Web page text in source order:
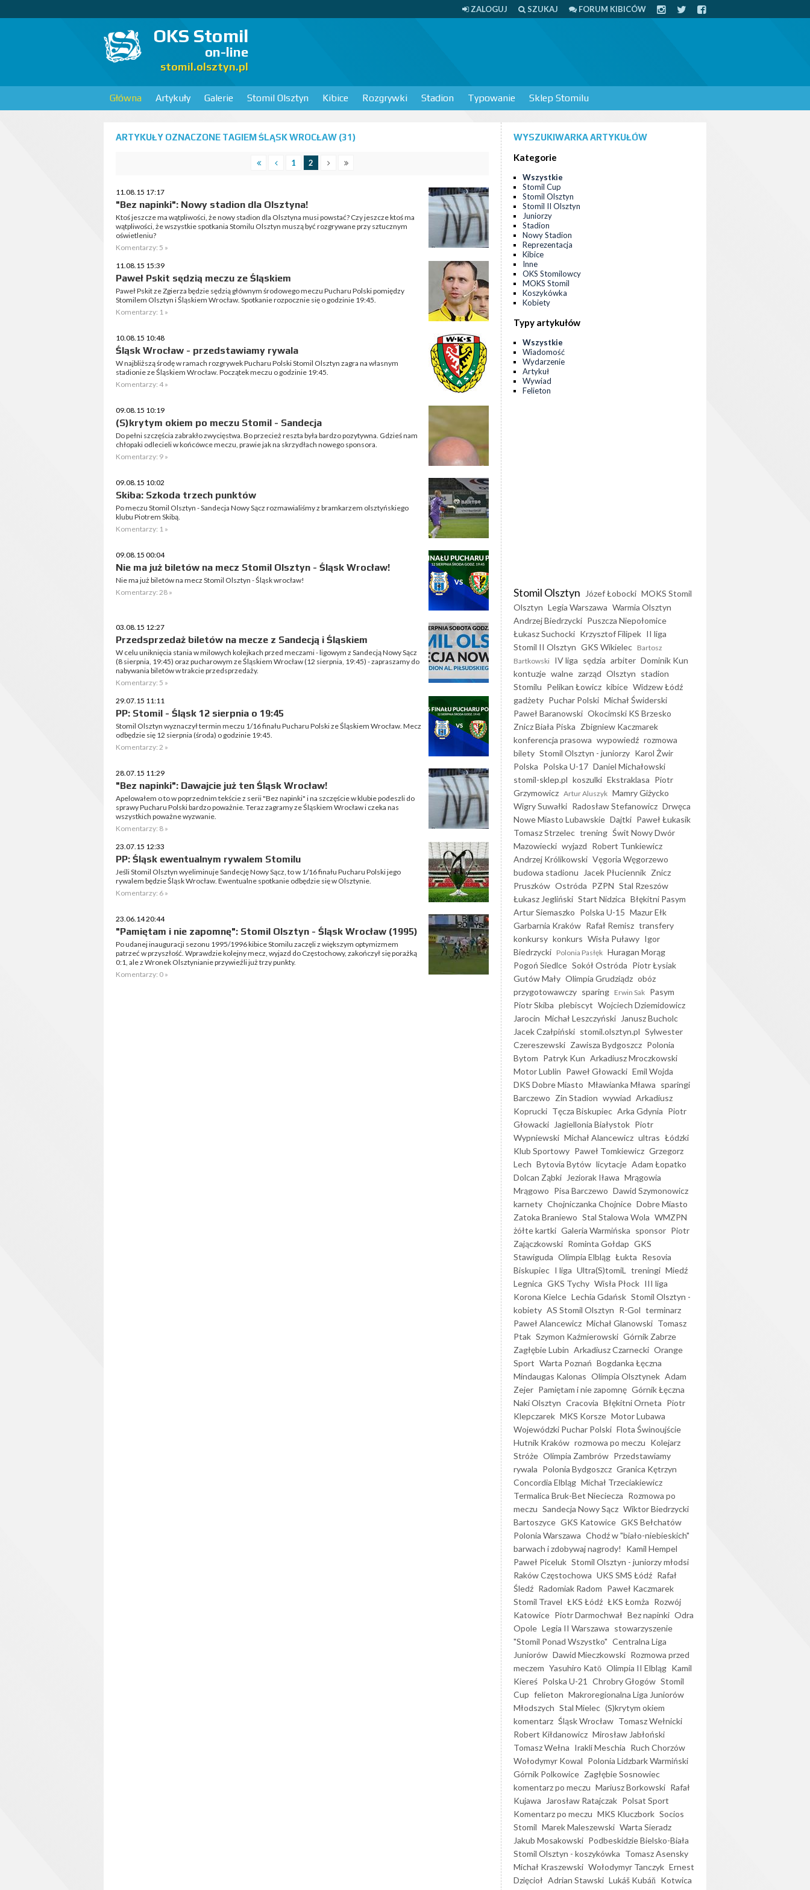
ZALOGUJ SZUKAJ FORUM KIBICÓW
OKS Stomil
on-line
stomil.olsztyn.pl
Główna Artykuły Galerie Stomil Olsztyn Kibice Rozgrywki Stadion Typowanie Sklep Stomilu
ARTYKUŁY OZNACZONE TAGIEM ŚLĄSK WROCŁAW (31)
1 2
11.08.15 17:17
"Bez napinki": Nowy stadion dla Olsztyna!
Ktoś jeszcze ma wątpliwości, że nowy stadion dla Olsztyna musi powstać? Czy jeszcze ktoś ma
wątpliwości, że wszystkie spotkania Stomilu Olsztyn muszą być rozgrywane przy sztucznym
oświetleniu?
Komentarzy: 5 »
11.08.15 15:39
Paweł Pskit sędzią meczu ze Śląskiem
Paweł Pskit ze Zgierza będzie sędzią głównym środowego meczu Pucharu Polski pomiędzy
Stomilem Olsztyn i Śląskiem Wrocław. Spotkanie rozpocznie się o godzinie 19:45.
Komentarzy: 1 »
10.08.15 10:48
Śląsk Wrocław - przedstawiamy rywala
W najbliższą środę w ramach rozgrywek Pucharu Polski Stomil Olsztyn zagra na własnym
stadionie ze Śląskiem Wrocław. Początek meczu o godzinie 19:45.
Komentarzy: 4 »
09.08.15 10:19
(S)krytym okiem po meczu Stomil - Sandecja
Do pełni szczęścia zabrakło zwycięstwa. Bo przecież reszta była bardzo pozytywna. Gdzieś nam
chłopaki odlecieli w końcówce meczu, prawie jak na skrzydłach nowego sponsora.
Komentarzy: 9 »
09.08.15 10:02
Skiba: Szkoda trzech punktów
Po meczu Stomil Olsztyn - Sandecja Nowy Sącz rozmawialiśmy z bramkarzem olsztyńskiego
klubu Piotrem Skibą.
Komentarzy: 1 »
09.08.15 00:04
Nie ma już biletów na mecz Stomil Olsztyn - Śląsk Wrocław!
Nie ma już biletów na mecz Stomil Olsztyn - Śląsk wrocław!
Komentarzy: 28 »
03.08.15 12:27
Przedsprzedaż biletów na mecze z Sandecją i Śląskiem
W celu uniknięcia stania w milowych kolejkach przed meczami - ligowym z Sandecją Nowy Sącz
(8 sierpnia, 19:45) oraz pucharowym ze Śląskiem Wrocław (12 sierpnia, 19:45) - zapraszamy do
nabywania biletów w trakcie przedsprzedaży.
Komentarzy: 5 »
29.07.15 11:11
PP: Stomil - Śląsk 12 sierpnia o 19:45
Stomil Olsztyn wyznaczył termin meczu 1/16 finału Pucharu Polski ze Śląskiem Wrocław. Mecz
odbędzie się 12 sierpnia (środa) o godzinie 19:45.
Komentarzy: 2 »
28.07.15 11:29
"Bez napinki": Dawajcie już ten Śląsk Wrocław!
Apelowałem o to w poprzednim tekście z serii "Bez napinki" i na szczęście w klubie podeszli do
sprawy Pucharu Polski bardzo poważnie. Teraz zagramy ze Śląskiem Wrocław i czeka nas
wszystkich poważne wyzwanie.
Komentarzy: 8 »
23.07.15 12:33
PP: Śląsk ewentualnym rywalem Stomilu
Jeśli Stomil Olsztyn wyeliminuje Sandecję Nowy Sącz, to w 1/16 finału Pucharu Polski jego
rywalem będzie Śląsk Wrocław. Ewentualne spotkanie odbędzie się w Olsztynie.
Komentarzy: 6 »
23.06.14 20:44
"Pamiętam i nie zapomnę": Stomil Olsztyn - Śląsk Wrocław (1995)
Po udanej inauguracji sezonu 1995/1996 kibice Stomilu zaczęli z większym optymizmem
patrzeć w przyszłość. Wprawdzie kolejny mecz, wyjazd do Częstochowy, zakończył się porażką
0:1, ale z Wronek Olsztynianie przywieźli już trzy punkty.
Komentarzy: 0 »
WYSZUKIWARKA ARTYKUŁÓW
Kategorie
Wszystkie
Stomil Cup
Stomil Olsztyn
Stomil II Olsztyn
Juniorzy
Stadion
Nowy Stadion
Reprezentacja
Kibice
Inne
OKS Stomilowcy
MOKS Stomil
Koszykówka
Kobiety
Typy artykułów
Wszystkie
Wiadomość
Wydarzenie
Artykuł
Wywiad
Felieton
Stomil Olsztyn Józef Łobocki MOKS Stomil
Olsztyn Legia Warszawa Warmia Olsztyn
Andrzej Biedrzycki Puszcza Niepołomice
Łukasz Suchocki Krzysztof Filipek II liga
Stomil II Olsztyn GKS Wikielec Bartosz
Bartkowski IV liga sędzia arbiter Dominik Kun
kontuzje walne zarząd Olsztyn stadion
Stomilu Pelikan Łowicz kibice Widzew Łódź
gadżety Puchar Polski Michał Świderski
Paweł Baranowski Okocimski KS Brzesko
Znicz Biała Piska Zbigniew Kaczmarek
konferencja prasowa wypowiedź rozmowa
bilety Stomil Olsztyn - juniorzy Karol Żwir
Polska Polska U-17 Daniel Michałowski
stomil-sklep.pl koszulki Ekstraklasa Piotr
Grzymowicz Artur Aluszyk Mamry Giżycko
Wigry Suwałki Radosław Stefanowicz Drwęca
Nowe Miasto Lubawskie Dajtki Paweł Łukasik
Tomasz Strzelec trening Świt Nowy Dwór
Mazowiecki wyjazd Robert Tunkiewicz
Andrzej Królikowski Vęgoria Węgorzewo
budowa stadionu
Jacek Płuciennik Znicz
Pruszków Ostróda PZPN Stal Rzeszów
Łukasz Jegliński Start Nidzica Błękitni Pasym
Artur Siemaszko Polska U-15 Mazur Ełk
Garbarnia Kraków Rafał Remisz transfery
konkursy konkurs Wisła Puławy Igor
Biedrzycki Polonia Pasłęk Huragan Morąg
Pogoń Siedlce Sokół Ostróda Piotr Łysiak
Gutów Mały Olimpia Grudziądz obóz
przygotowawczy sparing Erwin Sak Pasym
Piotr Skiba plebiscyt Wojciech Dziemidowicz
Jarocin Michał Leszczyński
Janusz Bucholc
Jacek Czałpiński stomil.olsztyn.pl Sylwester
Czereszewski Zawisza Bydgoszcz Polonia
Bytom Patryk Kun Arkadiusz Mroczkowski
Motor Lublin Paweł Głowacki Emil Wojda
DKS Dobre Miasto Mławianka Mława sparingi
Barczewo Zin Stadion wywiad Arkadiusz
Koprucki Tęcza Biskupiec Arka Gdynia Piotr
Głowacki
Jagiellonia Białystok Piotr
Wypniewski Michał Alancewicz ultras Łódzki
Klub Sportowy Paweł Tomkiewicz Grzegorz
Lech Bytovia Bytów licytacje Adam Łopatko
Dolcan Ząbki
Jeziorak Iława Mrągowia
Mrągowo Pisa Barczewo Dawid Szymonowicz
karnety Chojniczanka Chojnice Dobre Miasto
Zatoka Braniewo Stal Stalowa Wola WMZPN
żółte kartki Galeria Warmińska sponsor Piotr
Zajączkowski Rominta Gołdap GKS
Stawiguda Olimpia Elbląg Łukta Resovia
Biskupiec I liga Ultra(S)tomiL treningi Miedź
Legnica GKS Tychy Wisła Płock III liga
Korona Kielce Lechia Gdańsk Stomil Olsztyn -
kobiety AS Stomil Olsztyn R-Gol terminarz
Paweł Alancewicz Michał Glanowski Tomasz
Ptak Szymon Kaźmierowski Górnik Zabrze
Zagłębie Lubin Arkadiusz Czarnecki Orange
Sport Warta Poznań Bogdanka Łęczna
Mindaugas Kalonas Olimpia Olsztynek Adam
Zejer Pamiętam i nie zapomnę Górnik Łęczna
Naki Olsztyn Cracovia Błękitni Orneta Piotr
Klepczarek MKS Korsze Motor Lubawa
Wojewódzki Puchar Polski Flota Świnoujście
Hutnik Kraków rozmowa po meczu Kolejarz
Stróże Olimpia Zambrów Przedstawiamy
rywala Polonia Bydgoszcz Granica Kętrzyn
Concordia Elbląg Michał Trzeciakiewicz
Termalica Bruk-Bet Nieciecza Rozmowa po
meczu Sandecja Nowy Sącz Wiktor Biedrzycki
Bartoszyce GKS Katowice GKS Bełchatów
Polonia Warszawa Chodź w "biało-niebieskich"
barwach i zdobywaj nagrody!
Kamil Hempel
Paweł Piceluk Stomil Olsztyn - juniorzy młodsi
Raków Częstochowa UKS SMS Łódź Rafał
Śledź Radomiak Radom Paweł Kaczmarek
Stomil Travel ŁKS Łódź ŁKS Łomża Rozwój
Katowice Piotr Darmochwał Bez napinki Odra
Opole Legia II Warszawa stowarzyszenie
"Stomil Ponad Wszystko" Centralna Liga
Juniorów Dawid Mieczkowski Rozmowa przed
meczem Yasuhiro Katō Olimpia II Elbląg Kamil
Kiereś Polska U-21 Chrobry Głogów Stomil
Cup felieton Makroregionalna Liga Juniorów
Młodszych Stal Mielec (S)krytym okiem
komentarz Śląsk Wrocław Tomasz Wełnicki
Robert Kiłdanowicz Mirosław Jabłoński
Tomasz Wełna Irakli Meschia Ruch Chorzów
Wołodymyr Kowal Polonia Lidzbark Warmiński
Górnik Polkowice Zagłębie Sosnowiec
komentarz po meczu Mariusz Borkowski Rafał
Kujawa
Jarosław Ratajczak Polsat Sport
Komentarz po meczu MKS Kluczbork Socios
Stomil Marek Maleszewski Warta Sieradz
Jakub Mosakowski Podbeskidzie Bielsko-Biała
Stomil Olsztyn - koszykówka Tomasz Asensky
Michał Kraszewski Wołodymyr Tanczyk Ernest
Dzięcioł Adrian Stawski Lukáš Kubáň Kotwica